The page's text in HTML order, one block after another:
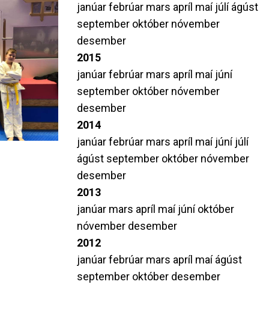
janúarfebrúar mars apríl maí júlíágúst
september október nóvember
desember
2015
janúarfebrúar mars apríl maí júní
september október nóvember
desember
2014
janúarfebrúar mars apríl maí júní júlí
ágúst september október nóvember
desember
2013
janúar mars apríl maí júníoktóber
nóvember desember
2012
janúarfebrúar mars apríl maíágúst
september október desember